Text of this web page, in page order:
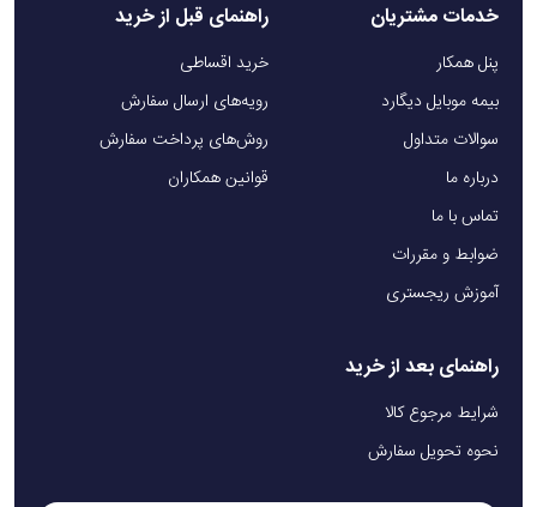
خدمات مشتریان
پنل همکار
بیمه موبایل دیگارد
سوالات متداول
درباره ما
تماس با ما
ضوابط و مقررات
آموزش ریجستری
راهنمای قبل از خرید
خرید اقساطی
رویه‌های ارسال سفارش
روش‌های پرداخت سفارش
قوانین همکاران
راهنمای بعد از خرید
شرایط مرجوع کالا
نحوه تحویل سفارش